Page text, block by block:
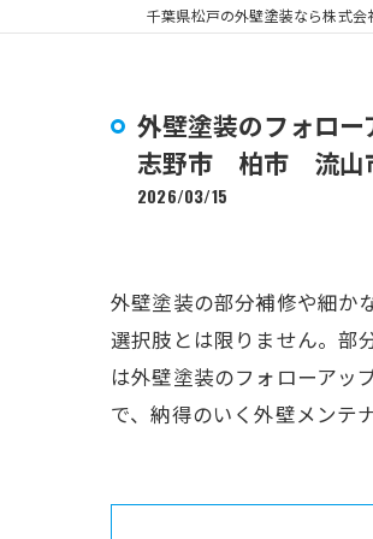
外壁塗装のフォロ
志野市 柏市 流山
2026/03/15
外壁塗装の部分補修や細か
選択肢とは限りません。部
は外壁塗装のフォローアッ
で、納得のいく外壁メンテ